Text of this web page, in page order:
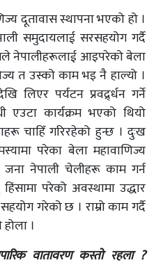
दूतावास स्थापना भएको हो ।
समुदायलाई सरसहयोग गर्दै
नेपालीहरूलाई आइपरेको बेला
त उस्को काम भइ नै हाल्यो ।
लिएर पर्यटन प्रवर्द्र्धन गर्ने
एउटा कार्यक्रम भएको थियो
चाहिँ गरिरहेको हुन्छ । दुःख
परेका बेला महावाणिज्य
नेपाली चेलीहरू काम गर्न
परेको अवस्थामा उद्धार
गरेको छ । राम्रो काम गर्दै
।
वातावरण कस्तोरहला ?